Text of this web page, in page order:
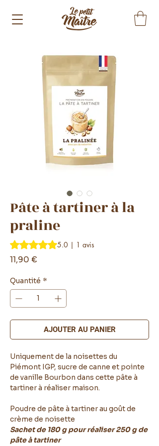
Pâte à tartiner à la
praline
La note est de 5.0 sur cinq étoiles sur la
5.0 | 1 avis
11,90 €
Quantité *
AJOUTER AU PANIER
Uniquement de la noisettes du
Piémont IGP, sucre de canne et pointe
de vanille Bourbon dans cette pâte à
tartiner à réaliser maison.
Poudre de pâte à tartiner au goût de
crème de noisette
Sachet de 180 g pour réaliser 250 g de
pâte à tartiner